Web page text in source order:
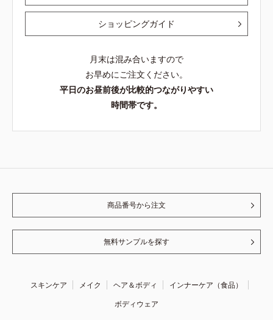
ショッピングガイド
月末は混み合いますので
お早めにご注文ください。
平日のお昼前後が比較的つながりやすい
時間帯です。
商品番号から注文
無料サンプルを探す
スキンケア メイク ヘア＆ボディ
インナーケア（食品）
ボディウェア